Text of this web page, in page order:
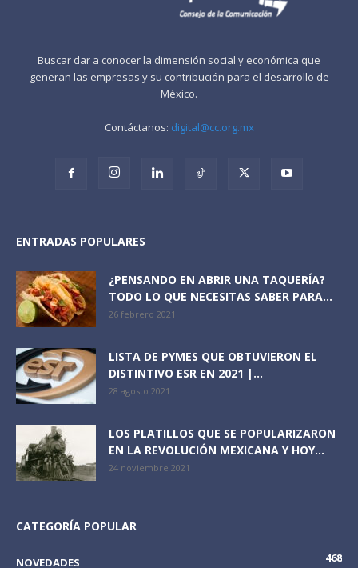
Buscar dar a conocer la dimensión social y económica que
generan las empresas y su contribución para el desarrollo de
México.
Contáctanos: digital@cc.org.mx
ENTRADAS POPULARES
¿PENSANDO EN ABRIR UNA TAQUERÍA?
TODO LO QUE NECESITAS SABER PARA...
26 febrero 2021
LISTA DE PYMES QUE OBTUVIERON EL
DISTINTIVO ESR EN 2021 |...
28 agosto 2021
LOS PLATILLOS QUE SE POPULARIZARON
EN LA REVOLUCIÓN MEXICANA Y HOY...
24 noviembre 2021
CATEGORÍA POPULAR
NOVEDADES 468